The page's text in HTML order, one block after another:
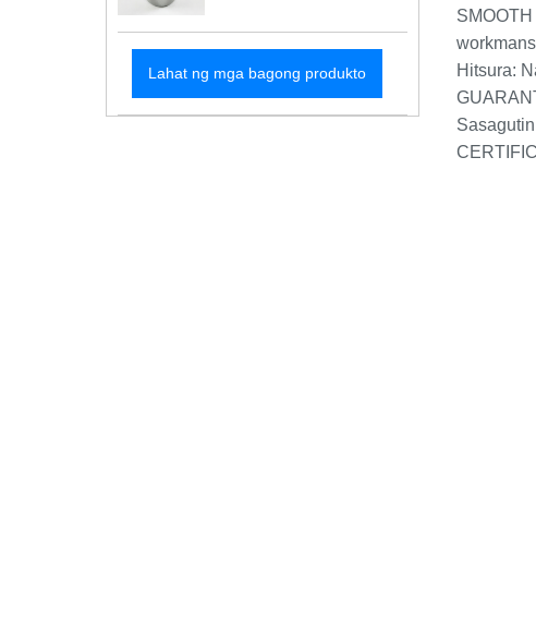
Lahat ng mga bagong produkto
Hitsura: